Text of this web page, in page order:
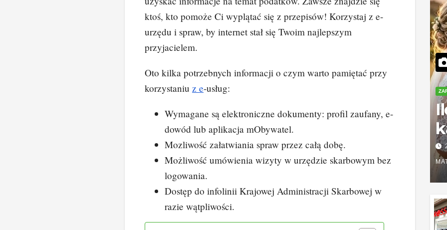
ktoś, kto pomoże Ci wyplątać się z przepisów! Korzystaj z e-
urzędu i spraw, by internet stał się Twoim najlepszym
przyjacielem.
Oto kilka potrzebnych informacji o czym warto pamiętać przy
korzystaniu z e-usług:
Wymagane są elektroniczne dokumenty: profil zaufany, e-
dowód lub aplikacja mObywatel.
Mozliwość załatwiania spraw przez całą dobę.
Możliwość umówienia wizyty w urzędzie skarbowym bez
logowania.
Dostęp do infolinii Krajowej Administracji Skarbowej w
razie wątpliwości.